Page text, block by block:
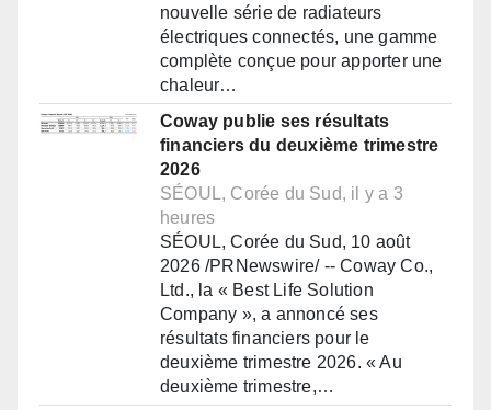
nouvelle série de radiateurs
électriques connectés, une gamme
complète conçue pour apporter une
chaleur…
Coway publie ses résultats
financiers du deuxième trimestre
2026
SÉOUL, Corée du Sud, il y a 3
heures
SÉOUL, Corée du Sud, 10 août
2026 /PRNewswire/ -- Coway Co.,
Ltd., la « Best Life Solution
Company », a annoncé ses
résultats financiers pour le
deuxième trimestre 2026. « Au
deuxième trimestre,…